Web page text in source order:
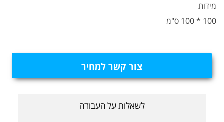
מידות
100 * 100 ס"מ
צור קשר למחיר
לשאלות על העבודה